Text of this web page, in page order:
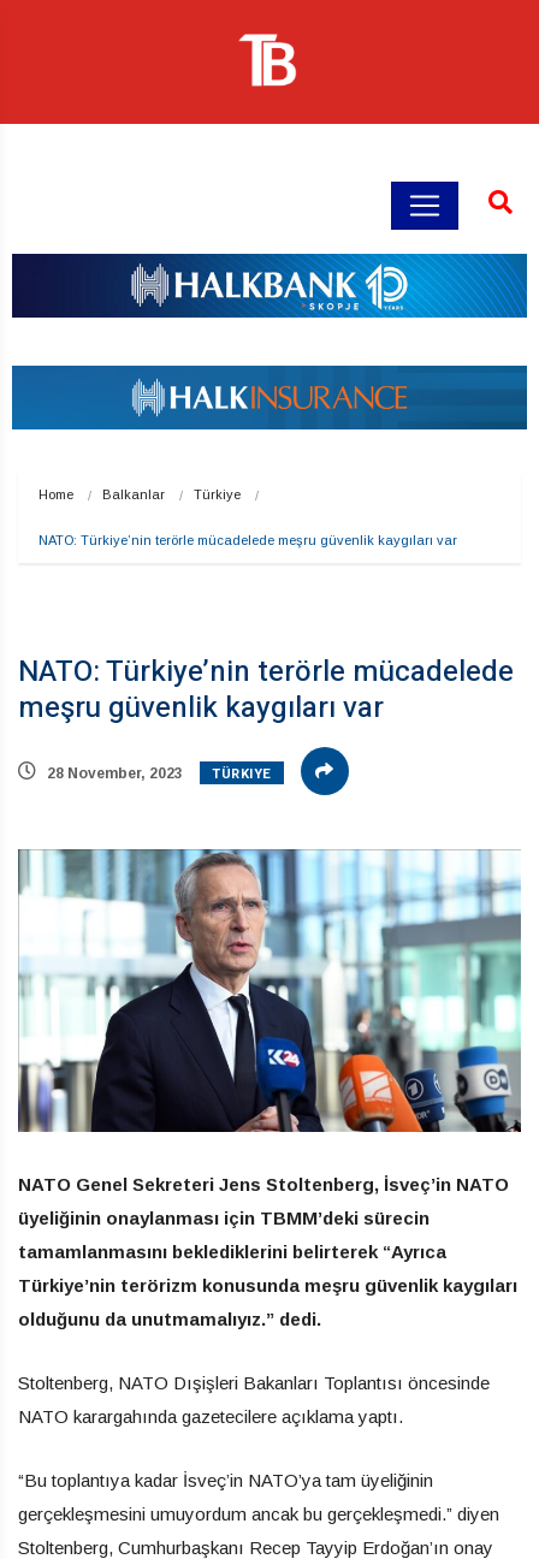
Home Balkanlar Türkiye
NATO: Türkiye’nin terörle mücadelede meşru güvenlik kaygıları var
NATO: Türkiye’nin terörle mücadelede
meşru güvenlik kaygıları var
28 November, 2023 TÜRKIYE
NATO Genel Sekreteri Jens Stoltenberg, İsveç’in NATO
üyeliğinin onaylanması için TBMM’deki sürecin
tamamlanmasını beklediklerini belirterek “Ayrıca
Türkiye’nin terörizm konusunda meşru güvenlik kaygıları
olduğunu da unutmamalıyız.” dedi.
Stoltenberg, NATO Dışişleri Bakanları Toplantısı öncesinde
NATO karargahında gazetecilere açıklama yaptı.
“Bu toplantıya kadar İsveç’in NATO’ya tam üyeliğinin
gerçekleşmesini umuyordum ancak bu gerçekleşmedi.” diyen
Stoltenberg, Cumhurbaşkanı Recep Tayyip Erdoğan’ın onay